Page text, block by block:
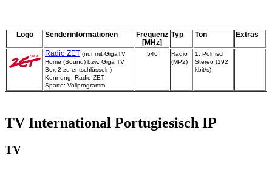
Logo Senderinformationen
Frequenz
[MHz]
Typ Ton Extras
Radio ZET (nur mit GigaTV
Home (Sound) bzw. Giga TV
Box 2 zu entschlüsseln)
Kennung: Radio ZET
Sparte: Vollprogramm
546
Radio
(MP2)
1. Polnisch
Stereo (192
kbit/s)
TV International Portugiesisch IP
TV